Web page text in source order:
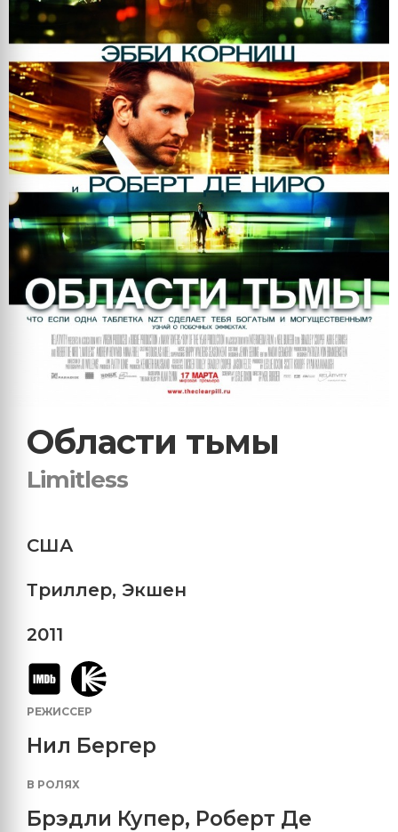
Области тьмы
Limitless
США
Триллер, Экшен
2011
РЕЖИССЕР
Нил Бергер
В РОЛЯХ
Брэдли Купер, Роберт Де